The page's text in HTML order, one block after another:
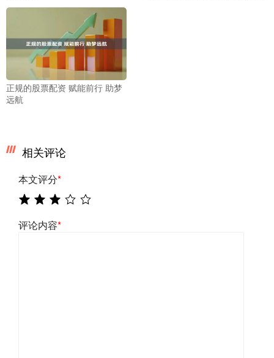
正规的股票配资 赋能前行 助梦
远航
相关评论
本文评分*
评论内容*